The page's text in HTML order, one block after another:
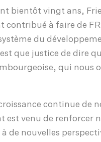
bientôt vingt ans,
contribué à faire de
du
que justice de dire
qui nous
continue de
est venu de renforcer
de nouvelles